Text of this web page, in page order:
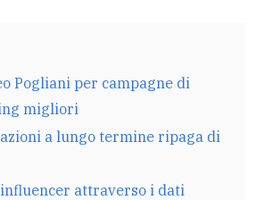
Pogliani per campagne di
migliori
a lungo termine ripaga di
attraverso i dati